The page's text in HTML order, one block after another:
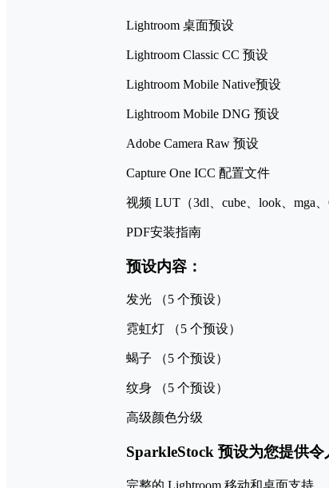
Lightroom 桌面预设
Lightroom Classic CC 预设
Lightroom Mobile Native预设
Lightroom Mobile DNG 预设
Adobe Camera Raw 预设
Capture One ICC 配置文件
视频 LUT（3dl、cube、look、mga、
PDF安装指南
预设内容：
发光 （5 个预设）
霓虹灯 （5 个预设）
蝎子 （5 个预设）
纹身 （5 个预设）
高级颜色分级
SparkleStock 预设为您提供
完整的 Lightroom 移动和桌面支持